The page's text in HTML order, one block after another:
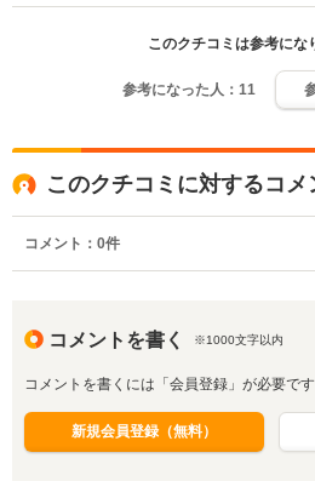
このクチコミは参考にな
参考になった人： 11
このクチコミに対するコメ
コメント： 0件
コメントを書く ※1000文字以内
コメントを書くには「会員登録」が必要です
新規会員登録（無料）